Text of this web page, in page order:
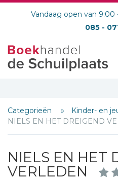
Vandaag open van 9:00
085 -
Categorieën
Kinder- en
NIELS EN HET DREIGEND
NIELS EN HET
VERLEDEN